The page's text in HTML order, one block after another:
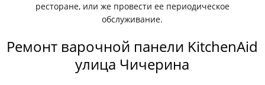
ресторане, или же провести ее периодическое
обслуживание.
Ремонт варочной панели KitchenAid
улица Чичерина